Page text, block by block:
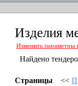
Изделия
Изменить параметры
Найдено
Страницы <<